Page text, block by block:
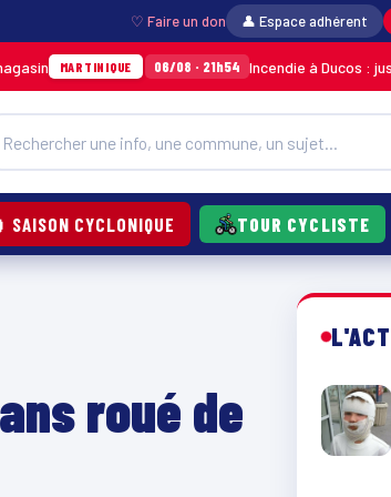
♡ Faire un don 👤 Espace adhérent
06/08 · 21h54 Incendie à Ducos : jusqu’à 7
SAISON CYCLONIQUE TOUR CYCLISTE
roué de